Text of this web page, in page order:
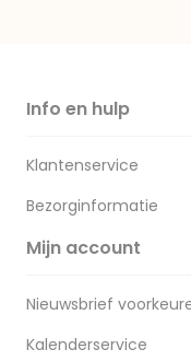
Info en hulp
Klantenservice
Bezorginformatie
Mijn account
Nieuwsbrief
Kalenderservice